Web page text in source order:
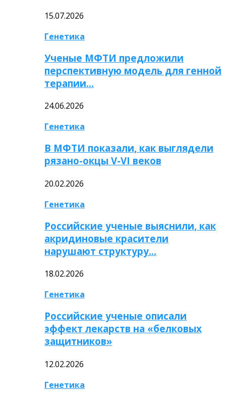
15.07.2026
Генетика
Ученые МФТИ предложили
перспективную модель для генной
терапии…
24.06.2026
Генетика
В МФТИ показали, как выглядели
рязано-окцы V-VI веков
20.02.2026
Генетика
Российские ученые выяснили, как
акридиновые красители
нарушают структуру…
18.02.2026
Генетика
Российские ученые описали
эффект лекарств на «белковых
защитников»
12.02.2026
Генетика